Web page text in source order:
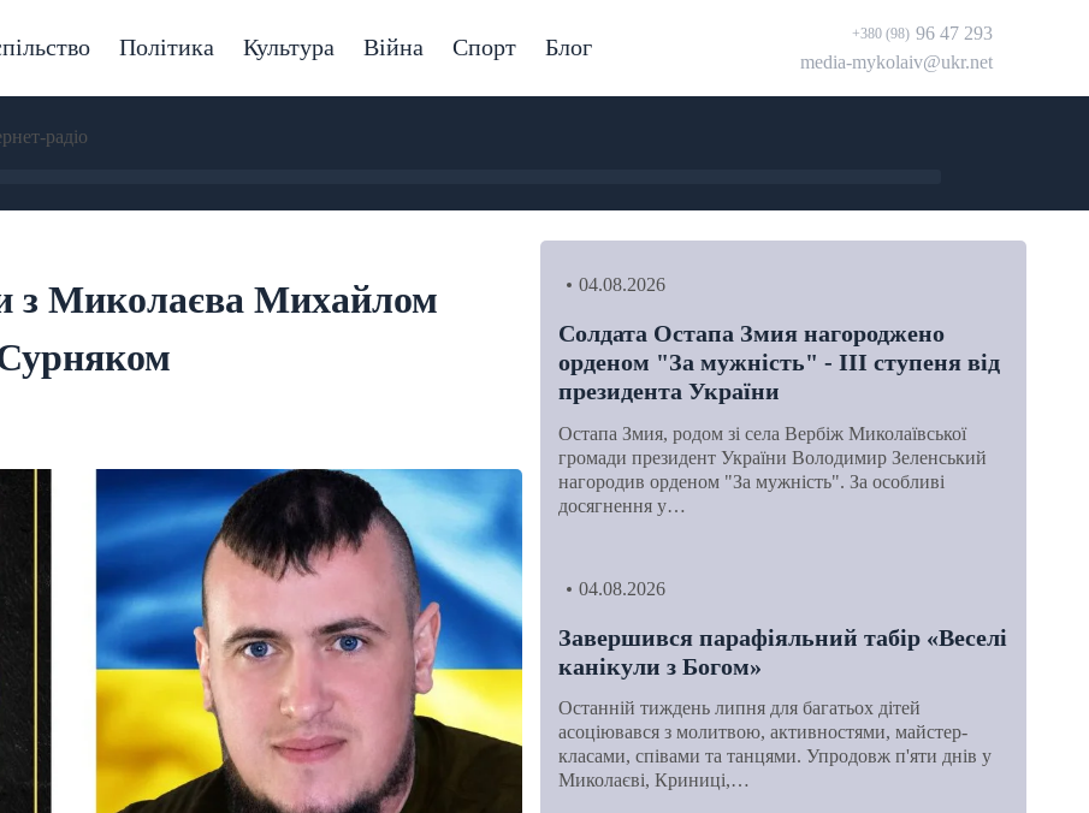
Політика Культура Війна Спорт Блог +380 (98) 96 47 293
media-mykolaiv@ukr.net
радіо
з Миколаєва Михайлом
04.08.2026
Солдата Остапа Змия нагороджено
орденом "За мужність" - ІІІ ступеня від
президента України
Остапа Змия, родом зі села Вербіж Миколаївської
громади президент України Володимир Зеленський
нагородив орденом "За мужність". За особливі
досягнення у…
04.08.2026
Завершився парафіяльний табір «Веселі
канікули з Богом»
Останній тиждень липня для багатьох дітей
асоціювався з молитвою, активностями, майстер-
класами, співами та танцями. Упродовж п'яти днів у
Миколаєві, Криниці,…